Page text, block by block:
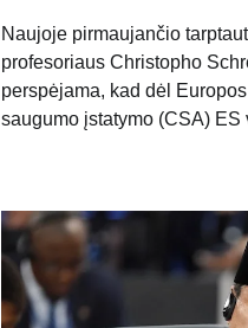
Naujoje pirmaujančio
profesoriaus Christopho
perspėjama, kad dėl
saugumo įstatymo (CSA)